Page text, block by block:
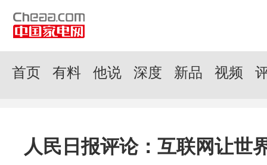
首页 有料 他说 深度 新品 视频
人民日报评论：互联网让世